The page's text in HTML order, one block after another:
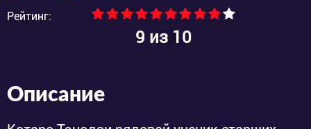
Рейтинг:
9 из 10
Описание